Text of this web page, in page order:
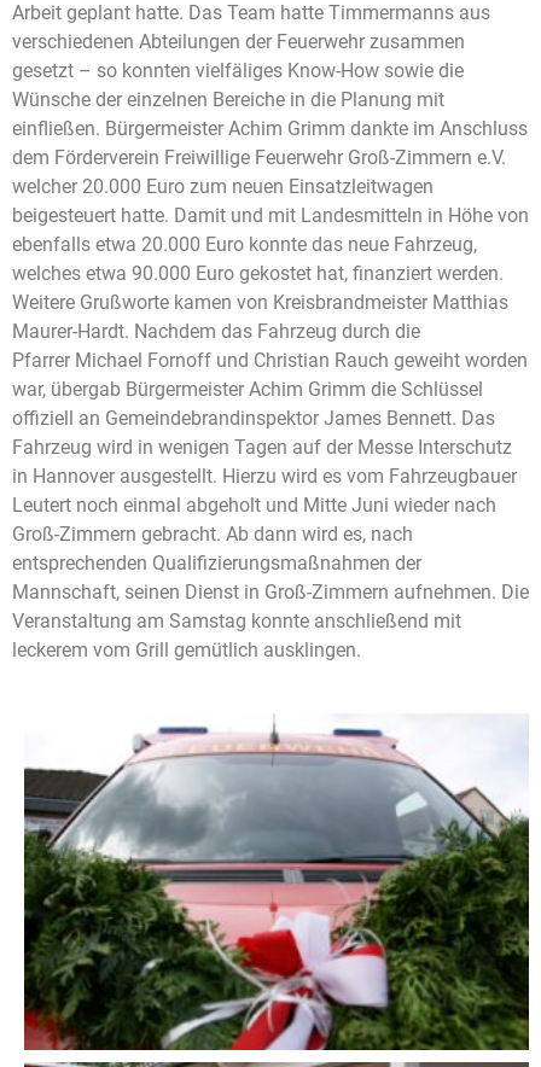
Arbeit geplant hatte. Das Team hatte Timmermanns aus
verschiedenen Abteilungen der Feuerwehr zusammen
gesetzt – so konnten vielfäliges Know-How sowie die
Wünsche der einzelnen Bereiche in die Planung mit
einfließen. Bürgermeister Achim Grimm dankte im Anschluss
dem Förderverein Freiwillige Feuerwehr Groß-Zimmern e.V.
welcher 20.000 Euro zum neuen Einsatzleitwagen
beigesteuert hatte. Damit und mit Landesmitteln in Höhe von
ebenfalls etwa 20.000 Euro konnte das neue Fahrzeug,
welches etwa 90.000 Euro gekostet hat, finanziert werden.
Weitere Grußworte kamen von Kreisbrandmeister Matthias
Maurer-Hardt. Nachdem das Fahrzeug durch die
Pfarrer Michael Fornoff und Christian Rauch geweiht worden
war, übergab Bürgermeister Achim Grimm die Schlüssel
offiziell an Gemeindebrandinspektor James Bennett. Das
Fahrzeug wird in wenigen Tagen auf der Messe Interschutz
in Hannover ausgestellt. Hierzu wird es vom Fahrzeugbauer
Leutert noch einmal abgeholt und Mitte Juni wieder nach
Groß-Zimmern gebracht. Ab dann wird es, nach
entsprechenden Qualifizierungsmaßnahmen der
Mannschaft, seinen Dienst in Groß-Zimmern aufnehmen. Die
Veranstaltung am Samstag konnte anschließend mit
leckerem vom Grill gemütlich ausklingen.